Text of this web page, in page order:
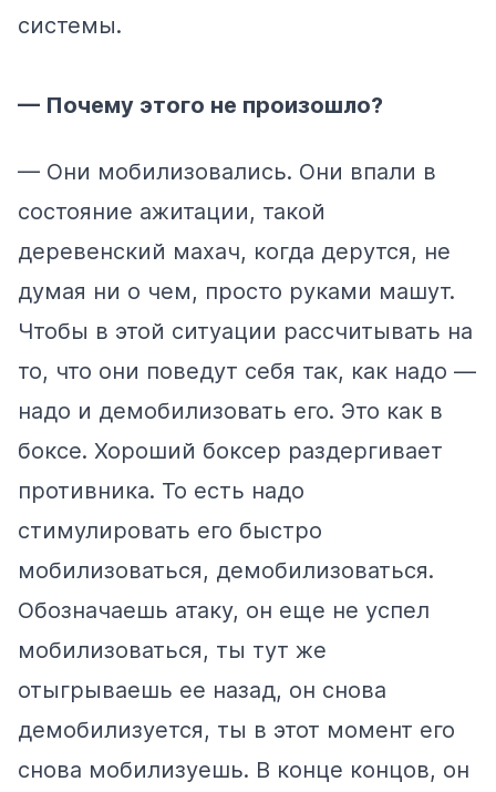
системы.
— Почему этого не произошло?
— Они мобилизовались. Они впали в
состояние ажитации, такой
деревенский махач, когда дерутся, не
думая ни о чем, просто руками машут.
Чтобы в этой ситуации рассчитывать на
то, что они поведут себя так, как надо —
надо и демобилизовать его. Это как в
боксе. Хороший боксер раздергивает
противника. То есть надо
стимулировать его быстро
мобилизоваться, демобилизоваться.
Обозначаешь атаку, он еще не успел
мобилизоваться, ты тут же
отыгрываешь ее назад, он снова
демобилизуется, ты в этот момент его
снова мобилизуешь. В конце концов, он